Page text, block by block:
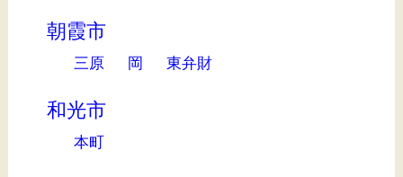
朝霞市
三原 岡 東弁財
和光市
本町